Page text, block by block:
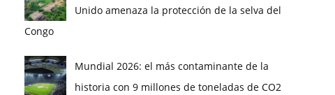
Unido amenaza la protección de la selva del
Congo
Mundial 2026: el más contaminante de la
historia con 9 millones de toneladas de CO2